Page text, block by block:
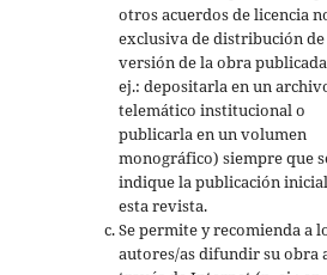
otros acuerdos de licencia
exclusiva de distribución
versión de la obra
ej.: depositarla en un
telemático institucional o
publicarla en un volumen
monográfico) siempre que
indique la publicación
esta revista.
Se permite y recomienda a
autores/as difundir su obra